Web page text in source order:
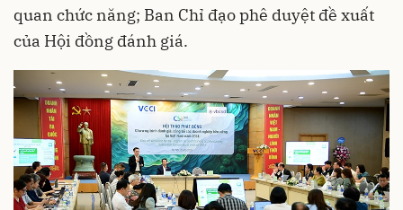
quan chức năng; Ban Chỉ đạo phê duyệt đề xuất
của Hội đồng đánh giá.